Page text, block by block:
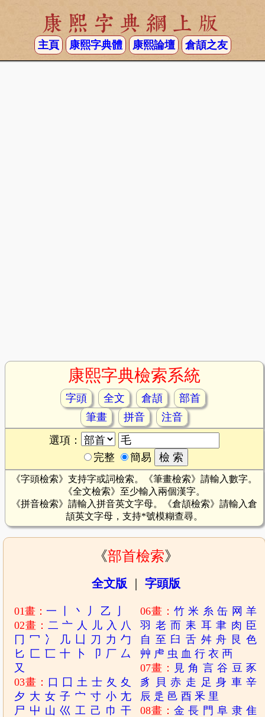
康熙字典網上版
主頁 康熙字典體 康熙論壇 倉頡之友
康熙字典檢索系統
字頭 全文 倉頡
部首
筆畫
拼音
注音
選項：
完整
簡易
《字頭檢索》支持字或詞檢索。《筆畫檢索》請輸入數字。
《全文檢索》至少輸入兩個漢字。
《拼音檢索》請輸入拼音英文字母。《倉頡檢索》請輸入倉
頡英文字母，支持*號模糊查尋。
《部首檢索》
全文版 ｜ 字頭版
01畫：一 丶 丿 乙
02畫： 二 亠 人 儿 入
八
冂 冖 冫 几 刀 力 勹
匕 匚 匸 十 卜 卩 厂 厶
又
03畫： 口 囗 土 士 夂 夊
夕 大 女 子 宀 寸 小 尢
尸 屮 山 巛 工 己 巾 干
06畫： 竹 米 糸 缶 网 羊
羽 老 而 耒 耳 聿 肉 臣
自 至 臼 舌 舛 舟 艮 色
艸 虍 虫 血 行 衣 襾
07畫： 見 角 言 谷 豆 豕
豸
貝 赤 走 足 身 車 辛
辰 辵 邑 酉 釆 里
08畫： 金 長 門 阜 隶 隹